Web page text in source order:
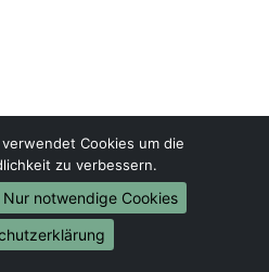
Cookies um die
zu verbessern.
Nur notwendige Cookies